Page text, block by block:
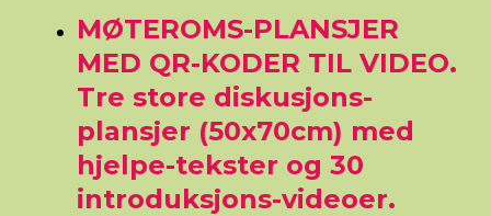
MØTEROMS-PLANSJER
MED QR-KODER TIL VIDEO.
Tre store diskusjons-
plansjer (50x70cm) med
hjelpe-tekster og 30
introduksjons-videoer.